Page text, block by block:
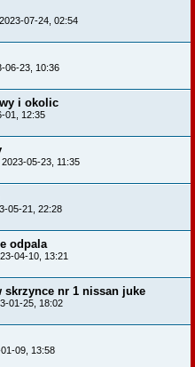
2023-07-24, 02:54
06-23, 10:36
i okolic
01, 12:35
2023-05-23, 11:35
05-21, 22:28
odpala
04-10, 13:21
nr 1 nissan juke
01-25, 18:02
09, 13:58